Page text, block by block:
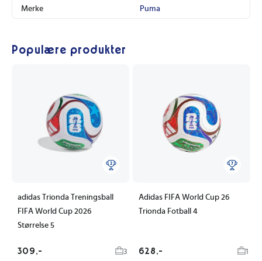
Merke Puma
Populære produkter
adidas Trionda Treningsball
FIFA World Cup 2026
Størrelse 5
309,- 3
Adidas FIFA World Cup 26
Trionda Fotball 4
628,- 1